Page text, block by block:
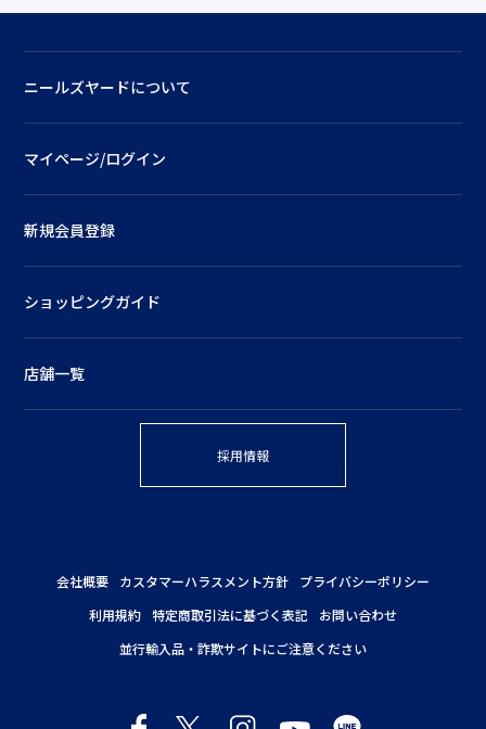
ニールズヤードについて
マイページ/ログイン
新規会員登録
ショッピングガイド
店舗一覧
採用情報
会社概要 カスタマーハラスメント方針
プライバシーポリシー
利用規約 特定商取引法に基づく表記
お問い合わせ
並行輸入品・詐欺サイトにご注意ください